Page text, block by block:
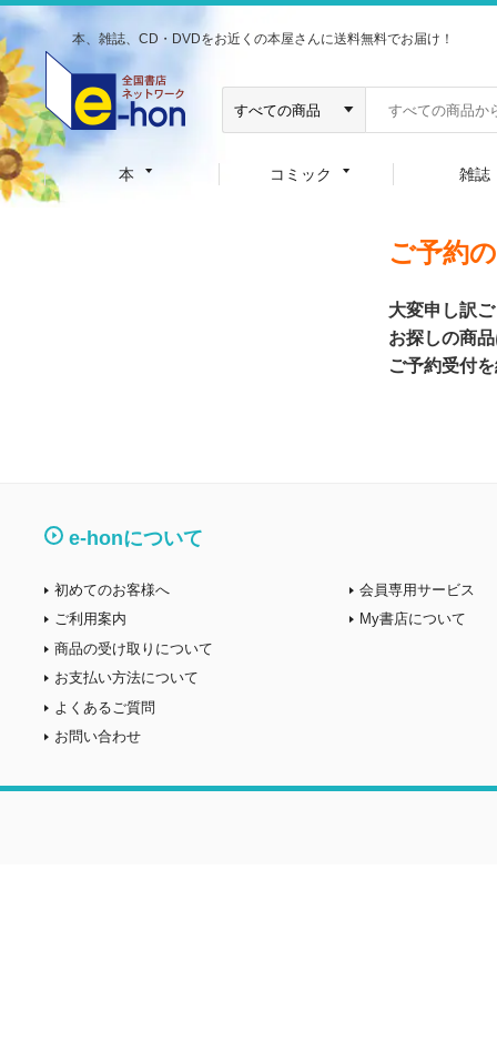
本、雑誌、CD・DVDをお近くの本屋さんに送料無料でお届け！
本 コミック 雑誌
ご予約
大変申し訳
お探しの商
ご予約受付
e-honについて
初めてのお客様へ
ご利用案内
商品の受け取りについて
お支払い方法について
よくあるご質問
お問い合わせ
会員専用サービス
My書店について